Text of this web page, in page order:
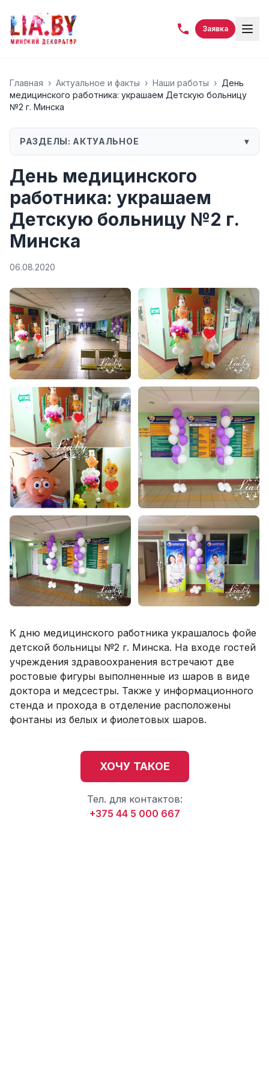
Заявка
Главная › Актуальное и факты › Наши работы › День
медицинского работника: украшаем Детскую больницу
№2 г. Минска
РАЗДЕЛЫ: АКТУАЛЬНОЕ ▾
День медицинского
работника: украшаем
Детскую больницу №2 г.
Минска
06.08.2020
К дню медицинского работника украшалось фойе
детской больницы №2 г. Минска. На входе гостей
учреждения здравоохранения встречают две
ростовые фигуры выполненные из шаров в виде
доктора и медсестры. Также у информационного
стенда и прохода в отделение расположены
фонтаны из белых и фиолетовых шаров.
ХОЧУ ТАКОЕ
Тел. для контактов:
+375 44 5 000 667